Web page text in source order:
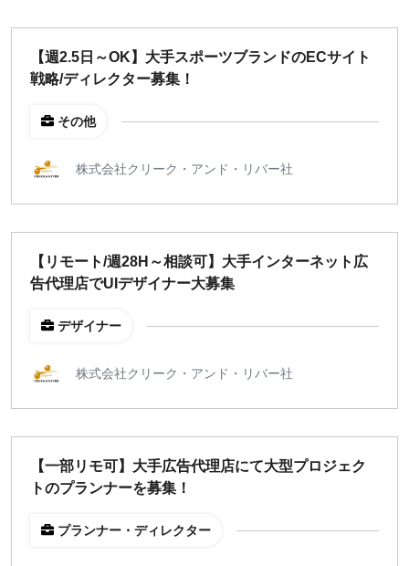
【週2.5日～OK】大手スポーツブランドのECサイト
戦略/ディレクター募集！
その他
株式会社クリーク・アンド・リバー社
【リモート/週28H～相談可】大手インターネット広
告代理店でUIデザイナー大募集
デザイナー
株式会社クリーク・アンド・リバー社
【一部リモ可】大手広告代理店にて大型プロジェク
トのプランナーを募集！
プランナー・ディレクター